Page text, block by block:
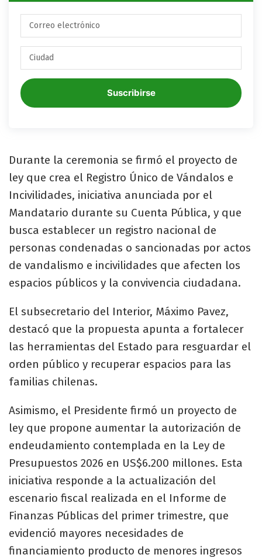
Suscribirse
Durante la ceremonia se firmó el proyecto de
ley que crea el Registro Único de Vándalos e
Incivilidades, iniciativa anunciada por el
Mandatario durante su Cuenta Pública, y que
busca establecer un registro nacional de
personas condenadas o sancionadas por actos
de vandalismo e incivilidades que afecten los
espacios públicos y la convivencia ciudadana.
El subsecretario del Interior, Máximo Pavez,
destacó que la propuesta apunta a fortalecer
las herramientas del Estado para resguardar el
orden público y recuperar espacios para las
familias chilenas.
Asimismo, el Presidente firmó un proyecto de
ley que propone aumentar la autorización de
endeudamiento contemplada en la Ley de
Presupuestos 2026 en US$6.200 millones. Esta
iniciativa responde a la actualización del
escenario fiscal realizada en el Informe de
Finanzas Públicas del primer trimestre, que
evidenció mayores necesidades de
financiamiento producto de menores ingresos